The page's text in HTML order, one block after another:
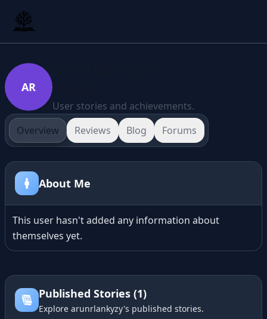
AR
User stories and achievements.
Overview
Reviews Blog Forums
About Me
This user hasn't added any information about
themselves yet.
Published Stories (1)
Explore arunrlankyzy's published stories.